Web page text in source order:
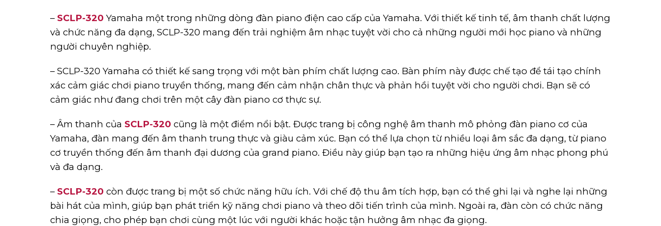
– SCLP-320 Yamaha một trong những dòng đàn piano điện cao cấp của Yamaha. Với thiết kế tinh tế, âm thanh chất lượng
và chức năng đa dạng, SCLP-320 mang đến trải nghiệm âm nhạc tuyệt vời cho cả những người mới học piano và những
người chuyên nghiệp.
– SCLP-320 Yamaha có thiết kế sang trọng với một bàn phím chất lượng cao. Bàn phím này được chế tạo để tái tạo chính
xác cảm giác chơi piano truyền thống, mang đến cảm nhận chân thực và phản hồi tuyệt vời cho người chơi. Bạn sẽ có
cảm giác như đang chơi trên một cây đàn piano cơ thực sự.
– Âm thanh của SCLP-320 cũng là một điểm nổi bật. Được trang bị công nghệ âm thanh mô phỏng đàn piano cơ của
Yamaha, đàn mang đến âm thanh trung thực và giàu cảm xúc. Bạn có thể lựa chọn từ nhiều loại âm sắc đa dạng, từ piano
cơ truyền thống đến âm thanh đại dương của grand piano. Điều này giúp bạn tạo ra những hiệu ứng âm nhạc phong phú
và đa dạng.
– SCLP-320 còn được trang bị một số chức năng hữu ích. Với chế độ thu âm tích hợp, bạn có thể ghi lại và nghe lại những
bài hát của mình, giúp bạn phát triển kỹ năng chơi piano và theo dõi tiến trình của mình. Ngoài ra, đàn còn có chức năng
chia giọng, cho phép bạn chơi cùng một lúc với người khác hoặc tận hưởng âm nhạc đa giọng.